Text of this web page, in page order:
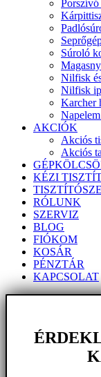
Súroló
Nilfisk
Nilfisk
Karcher
AKCIÓK
Akciós
Akciós
KÉZI
RÓLUNK
SZERVIZ
BLOG
FIÓKOM
KOSÁR
PÉNZTÁR
KAPCSOLAT